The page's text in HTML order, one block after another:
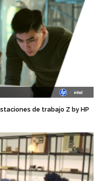
de trabajo Z by HP